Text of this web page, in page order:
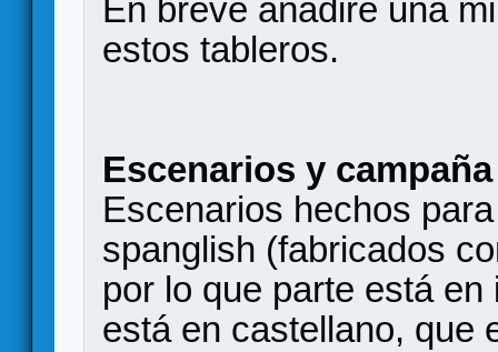
En breve añadiré una
estos tableros.
Escenarios y campaña
Escenarios hechos
spanglish (fabricados
por lo que parte está
está en castellano, que